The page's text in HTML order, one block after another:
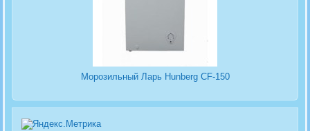
Морозильный Ларь Hunberg CF-150